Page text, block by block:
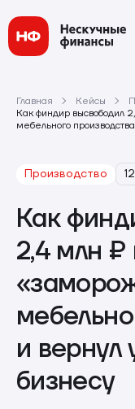
Главная Кейсы
Как финдир высвободил
мебельного
Производство
Как
2,4 млн ₽
и вернул
бизнесу